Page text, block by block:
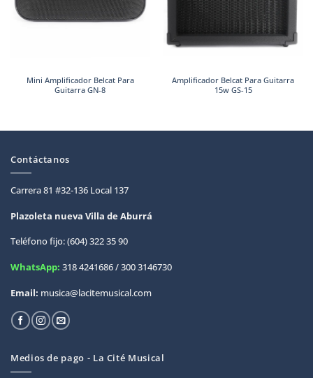
Mini Amplificador Belcat Para
Guitarra GN-8
Amplificador Belcat Para Guitarra
15w GS-15
Contáctanos
Carrera 81 #32-136 Local 137
Plazoleta nueva Villa deAburrá
Teléfono fijo: (604) 322 35 90
WhatsApp: 318 4241686 / 300 3146730
Email: musica@lacitemusical.com
Medios de pago - La Cité Musical